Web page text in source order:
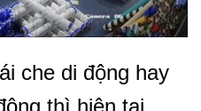
che di động hay
thì hiện tại